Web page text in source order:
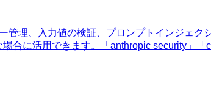
理、入力値の検証、プロンプトインジェ
合に活用できます。「anthropic security」